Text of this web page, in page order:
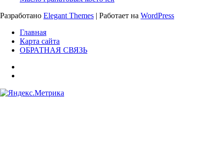
Разработано Elegant Themes | Работает на WordPress
Главная
Карта сайта
ОБРАТНАЯ СВЯЗЬ